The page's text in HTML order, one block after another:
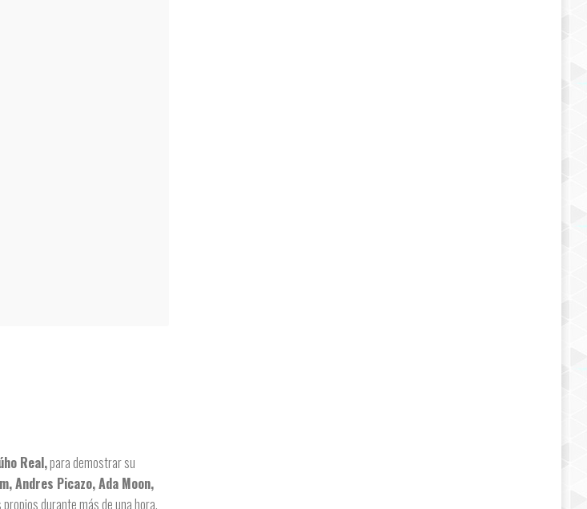
Real,para demostrar su
Andres Picazo, Ada Moon,
durante más de una hora.